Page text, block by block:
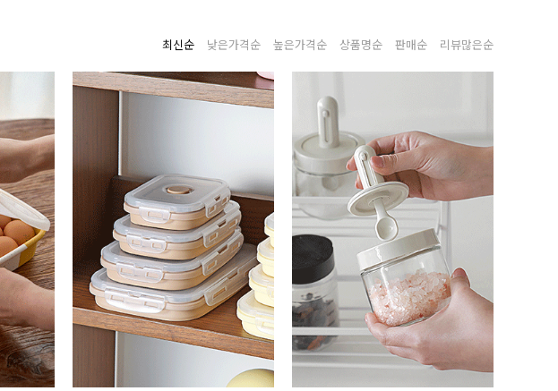
최신순 낮은가격순 높은가격순 상품명순 판매순 리뷰많은순